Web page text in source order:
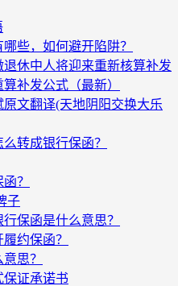
些，如何避开陷阱？
退休中人将迎来重新核算补发
补发公式（最新）
文翻译(天地阴阳交换大乐
转成银行保函？
？
子
保函是什么意思？
约保函？
思？
保证承诺书